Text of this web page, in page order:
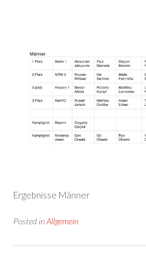
Ergebnisse Männer
Posted inAllgemein